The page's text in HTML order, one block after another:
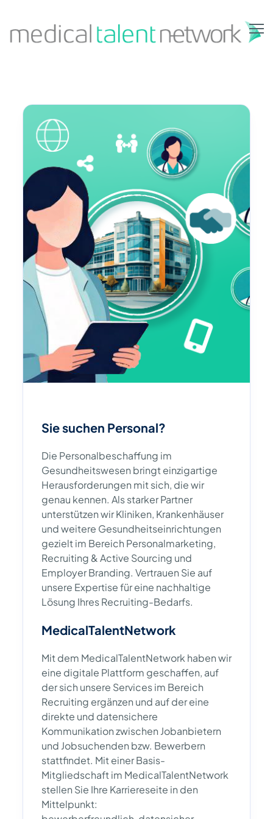
Sie suchen Personal?
Die Personalbeschaffung im
Gesundheitswesen bringt einzigartige
Herausforderungen mit sich, die wir
genau kennen. Als starker Partner
unterstützen wir Kliniken, Krankenhäuser
und weitere Gesundheitseinrichtungen
gezielt im Bereich Personalmarketing,
Recruiting & Active Sourcing und
Employer Branding. Vertrauen Sie auf
unsere Expertise für eine nachhaltige
Lösung Ihres Recruiting-Bedarfs.
MedicalTalentNetwork
Mit dem MedicalTalentNetwork haben wir
eine digitale Plattform geschaffen, auf
der sich unsere Services im Bereich
Recruiting ergänzen und auf der eine
direkte und datensichere
Kommunikation zwischen Jobanbietern
und Jobsuchenden bzw. Bewerbern
stattfindet. Mit einer Basis-
Mitgliedschaft im MedicalTalentNetwork
stellen Sie Ihre Karriereseite in den
Mittelpunkt: